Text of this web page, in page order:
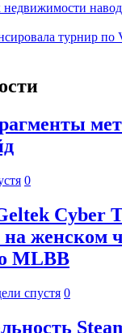
турнир
0
Cyber
на женском
MLBB
спустя 0